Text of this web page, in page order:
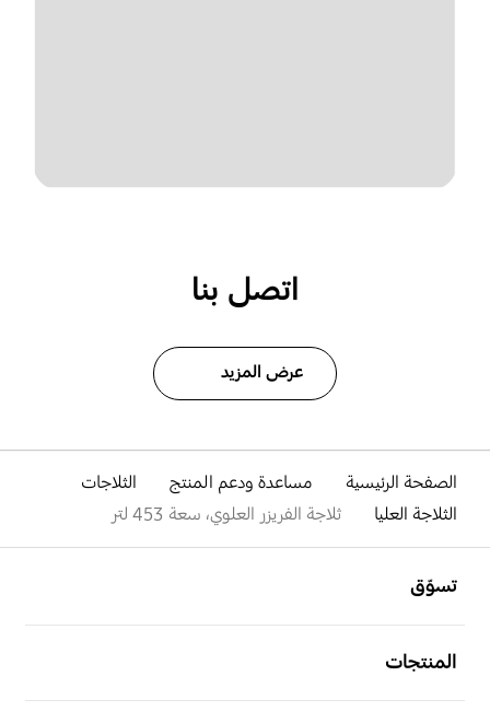
اتصل بنا
عرض المزيد
الصفحة الرئيسية مساعدة ودعم المنتج
الثلاجات
الثلاجة العليا
ثلاجة الفريزر العلوي، سعة 453 لتر
تسوّق
المنتجات